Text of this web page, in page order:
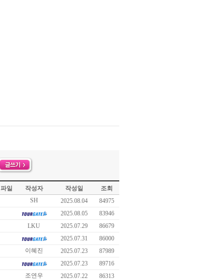
파일 작성자 작성일
조회
SH 2025.08.04
84975
2025.08.05
83946
LKU 2025.07.29
86679
2025.07.31
86000
이혜진 2025.07.23
87989
2025.07.23
89716
조연우 2025.07.22
86313